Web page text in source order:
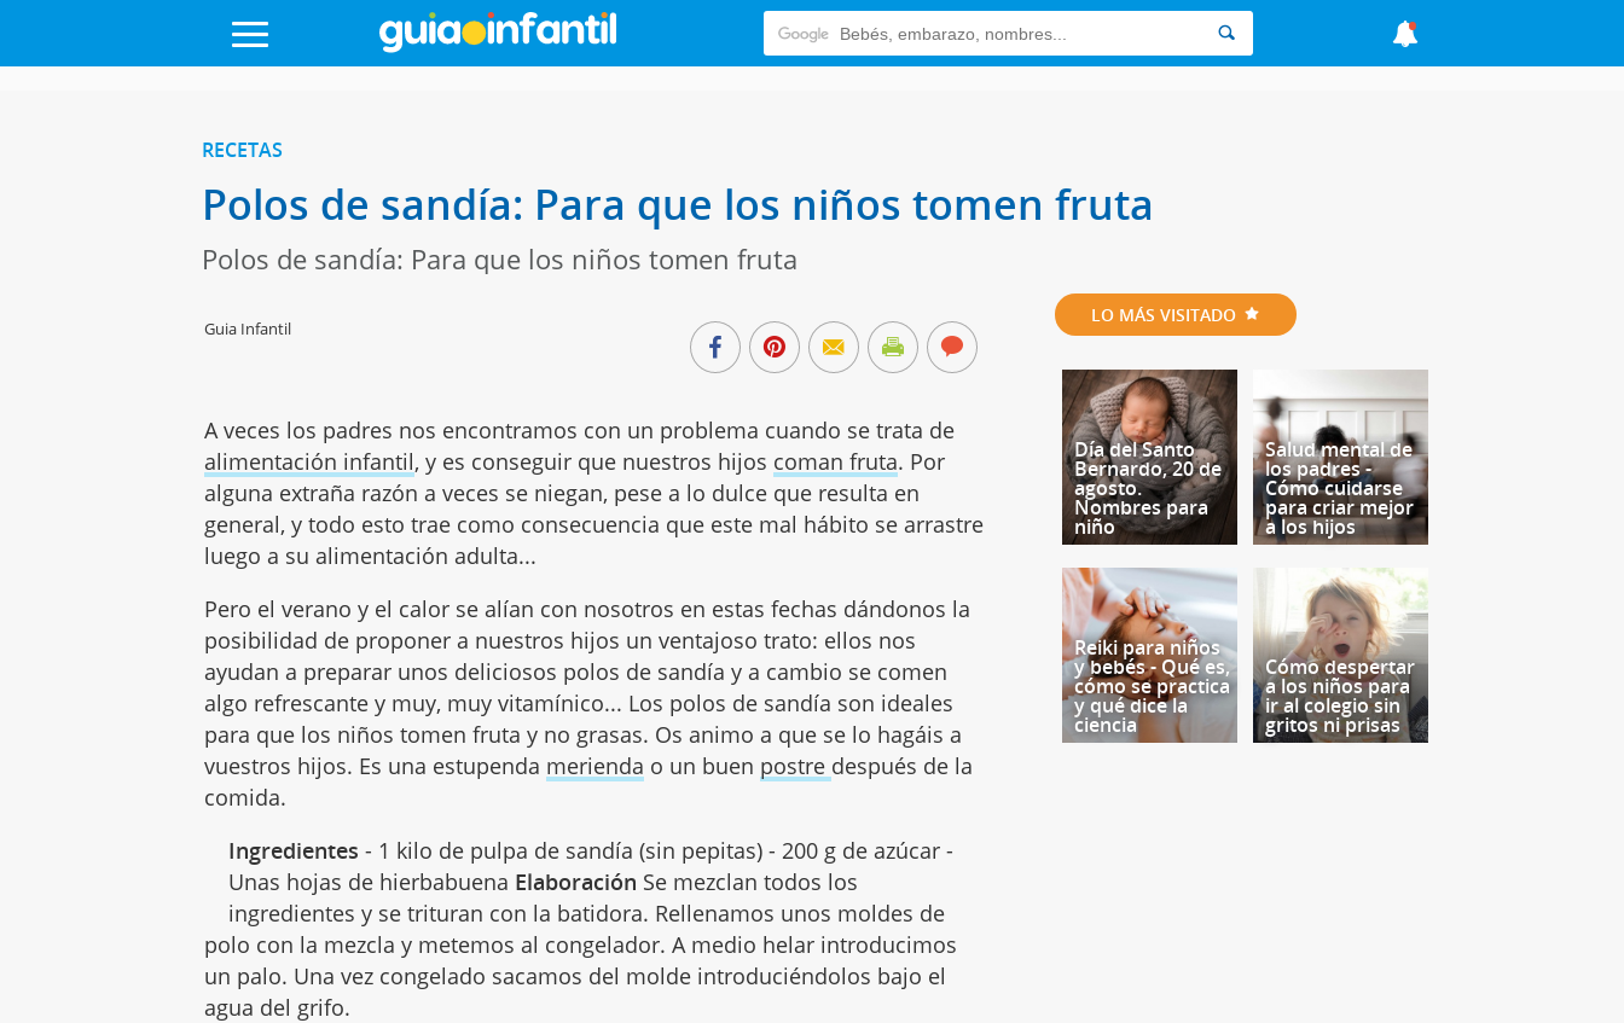
RECETAS
Polos de sandía: Para que los niños tomen fruta
Polos de sandía: Para que los niños tomen fruta
Guia Infantil
A veces los padres nos encontramos con un problema cuando se trata de
alimentación infantil, y es conseguir que nuestros hijos coman fruta. Por
alguna extraña razón a veces se niegan, pese a lo dulce que resulta en
general, y todo esto trae como consecuencia que este mal hábito se arrastre
luego a su alimentación adulta...
Pero el verano y el calor se alían con nosotros en estas fechas dándonos la
posibilidad de proponer a nuestros hijos un ventajoso trato: ellos nos
ayudan a preparar unos deliciosos polos de sandía y a cambio se comen
algo refrescante y muy, muy vitamínico... Los polos de sandía son ideales
para que los niños tomen fruta y no grasas. Os animo a que se lo hagáis a
vuestros hijos. Es una estupenda merienda o un buen postre después de la
comida.
Ingredientes - 1 kilo de pulpa de sandía (sin pepitas) - 200 g de azúcar -
Unas hojas de hierbabuena Elaboración Se mezclan todos los
ingredientes y se trituran con la batidora. Rellenamos unos moldes de
polo con la mezcla y metemos al congelador. A medio helar introducimos
un palo. Una vez congelado sacamos del molde introduciéndolos bajo el
agua del grifo.
LO MÁS VISITADO
Día del Santo
Bernardo, 20 de
agosto.
Nombres para
niño
Salud mental de
los padres -
Cómo cuidarse
para criar mejor
a los hijos
Reiki para niños
y bebés - Qué es,
cómo se practica
y qué dice la
ciencia
Cómo despertar
a los niños para
ir al colegio sin
gritos ni prisas